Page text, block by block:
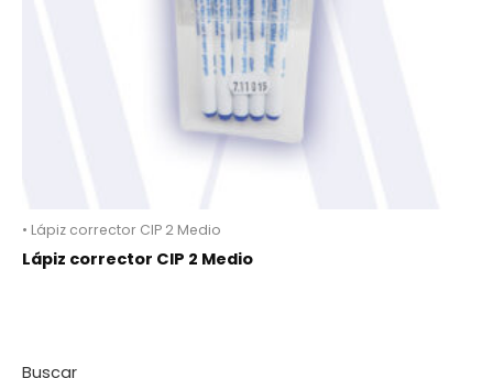
Buscar
• Lápiz corrector CIP 2 Medio
Lápiz corrector CIP 2 Medio